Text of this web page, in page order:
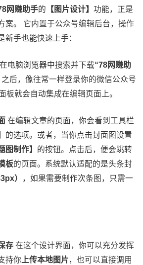
网赚助手的 【图片设计】 功能，正是
案。 它内置于公众号编辑后台，操作
新手也能快速上手：
在电脑浏览器中搜索并下载“78网赚助
后，像往常一样登录你的微信公众号
板就会自动集成在编辑页面上。
在编辑文章的页面，你会看到工具栏
的选项。或者，当你点击封面图设置
图制作】 的按钮。点击后，便会跳转
板的页面。系统默认适配的是头条封
）
，如果需要制作次条图，只需一
存 在这个设计界面，你可以充分发挥
持你 上传本地图片，也可以直接调用